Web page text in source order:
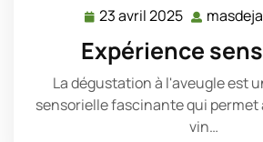
23 avril 2025 23
2025
Expérience
La dégustation à l'aveugle est
sensorielle fascinante qui permet
vin…